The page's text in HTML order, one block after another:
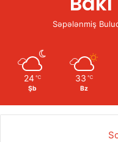
Səpələnmiş
24 ℃
Şb
33 ℃
Bz